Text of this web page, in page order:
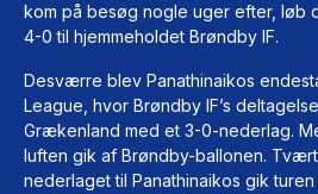
kom på besøg nogle uger efter, løb
4-0 til hjemmeholdet Brøndby IF.
Desværre blev Panathinaikos
League, hvor Brøndby IF’s
Grækenland med et 3-0-nederlag.
luften gik af Brøndby-ballonen.
nederlaget til Panathinaikos gik turen